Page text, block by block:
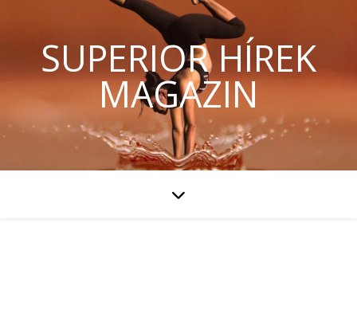
SUPERIOR HÍREK
MAGAZIN